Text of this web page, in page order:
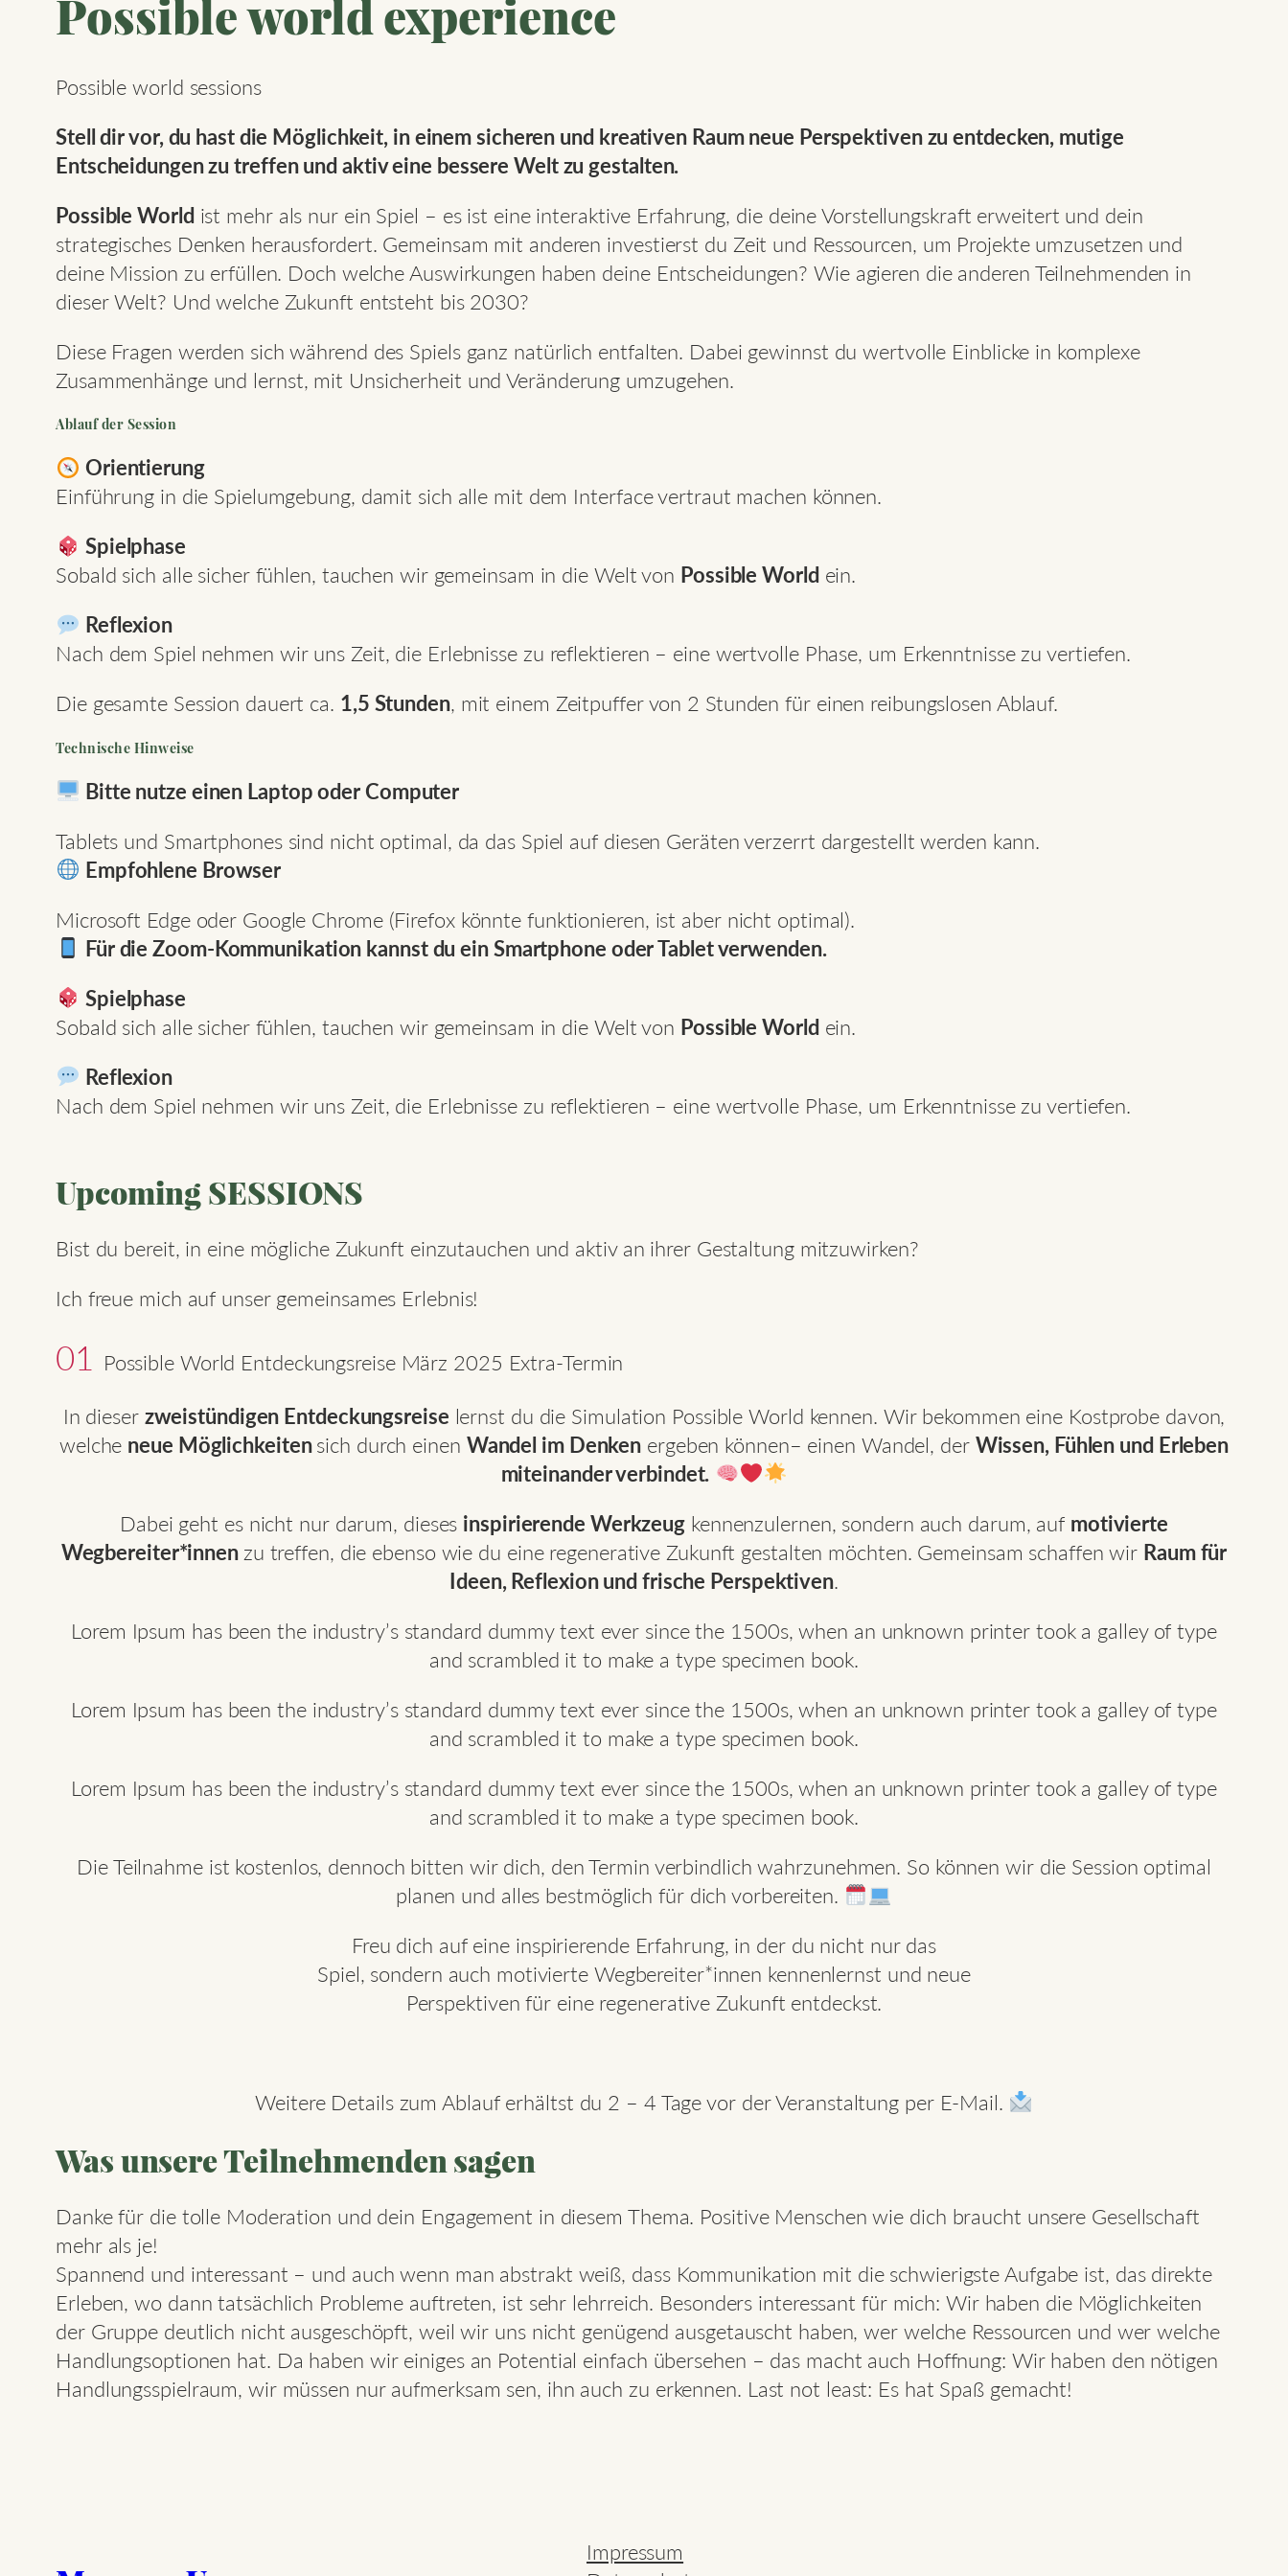
Possible world experience
Possible world sessions
Stell dir vor, du hast die Möglichkeit, in einem sicheren und kreativen Raum neue Perspektiven zu entdecken, mutige
Entscheidungen zu treffen und aktiv eine bessere Welt zu gestalten.
Possible Worldist mehr als nur ein Spiel – es ist eine interaktive Erfahrung, die deine Vorstellungskraft erweitert und dein
strategisches Denken herausfordert. Gemeinsam mit anderen investierst du Zeit und Ressourcen, um Projekte umzusetzen und
deine Mission zu erfüllen. Doch welche Auswirkungen haben deine Entscheidungen? Wie agieren die anderen Teilnehmenden in
dieser Welt? Und welche Zukunft entsteht bis 2030?
Diese Fragen werden sich während des Spiels ganz natürlich entfalten. Dabei gewinnst du wertvolle Einblicke in komplexe
Zusammenhänge und lernst, mit Unsicherheit und Veränderung umzugehen.
Ablauf der Session
Orientierung
Einführung in die Spielumgebung, damit sich alle mit dem Interface vertraut machen können.
Spielphase
Sobald sich alle sicher fühlen, tauchen wir gemeinsam in die Welt von Possible Worldein.
Reflexion
Nach dem Spiel nehmen wir uns Zeit, die Erlebnisse zu reflektieren – eine wertvolle Phase, um Erkenntnisse zu vertiefen.
Die gesamte Session dauert ca. 1,5 Stunden, mit einem Zeitpuffer von 2 Stunden für einen reibungslosen Ablauf.
Technische Hinweise
Bitte nutze einen Laptop oder Computer
Tablets und Smartphones sind nicht optimal, da das Spiel auf diesen Geräten verzerrt dargestellt werden kann.
Empfohlene Browser
Microsoft Edge oder Google Chrome (Firefox könnte funktionieren, ist aber nicht optimal).
Für die Zoom-Kommunikation kannst du ein Smartphone oder Tablet verwenden.
Spielphase
Sobald sich alle sicher fühlen, tauchen wir gemeinsam in die Welt von Possible Worldein.
Reflexion
Nach dem Spiel nehmen wir uns Zeit, die Erlebnisse zu reflektieren – eine wertvolle Phase, um Erkenntnisse zu vertiefen.
Upcoming SESSIONS
Bist du bereit, in eine mögliche Zukunft einzutauchen und aktiv an ihrer Gestaltung mitzuwirken?
Ich freue mich auf unser gemeinsames Erlebnis!
01 Possible World Entdeckungsreise März 2025 Extra-Termin
In dieser zweistündigen Entdeckungsreise lernst du die Simulation Possible World kennen. Wir bekommen eine Kostprobe davon,
welche neue Möglichkeitensich durch einen Wandel im Denken ergeben können– einen Wandel, der Wissen, Fühlen und Erleben
miteinander verbindet.
Dabei geht es nicht nur darum, dieses inspirierende Werkzeug kennenzulernen, sondern auch darum, auf motivierte
Wegbereiter*innen zu treffen, die ebenso wie du eine regenerative Zukunft gestalten möchten. Gemeinsam schaffen wir Raum für
Ideen, Reflexion und frische Perspektiven.
Lorem Ipsum has been the industry’s standard dummy text ever since the 1500s, when an unknown printer took a galley of type
and scrambled it to make a type specimen book.
Lorem Ipsum has been the industry’s standard dummy text ever since the 1500s, when an unknown printer took a galley of type
and scrambled it to make a type specimen book.
Lorem Ipsum has been the industry’s standard dummy text ever since the 1500s, when an unknown printer took a galley of type
and scrambled it to make a type specimen book.
Die Teilnahme ist kostenlos, dennoch bitten wir dich, den Termin verbindlich wahrzunehmen. So können wir die Session optimal
planen und alles bestmöglich für dich vorbereiten.
Freu dich auf eine inspirierende Erfahrung, in der du nicht nur das
Spiel, sondern auch motivierte Wegbereiter*innen kennenlernst und neue
Perspektiven für eine regenerative Zukunft entdeckst.
Weitere Details zum Ablauf erhältst du 2 – 4 Tage vor der Veranstaltung per E-Mail.
Was unsere Teilnehmenden sagen
Danke für die tolle Moderation und dein Engagement in diesem Thema. Positive Menschen wie dich braucht unsere Gesellschaft
mehr als je!
Spannend und interessant – und auch wenn man abstrakt weiß, dass Kommunikation mit die schwierigste Aufgabe ist, das direkte
Erleben, wo dann tatsächlich Probleme auftreten, ist sehr lehrreich. Besonders interessant für mich: Wir haben die Möglichkeiten
der Gruppe deutlich nicht ausgeschöpft, weil wir uns nicht genügend ausgetauscht haben, wer welche Ressourcen und wer welche
Handlungsoptionen hat. Da haben wir einiges an Potential einfach übersehen – das macht auch Hoffnung: Wir haben den nötigen
Handlungsspielraum, wir müssen nur aufmerksam sen, ihn auch zu erkennen. Last not least: Es hat Spaß gemacht!
Impressum